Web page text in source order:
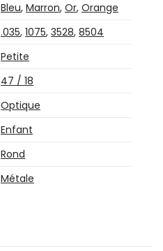
Bleu, Marron, Or, Orange
.035, 1075, 3528, 8504
Petite
47 / 18
Optique
Enfant
Rond
Métale